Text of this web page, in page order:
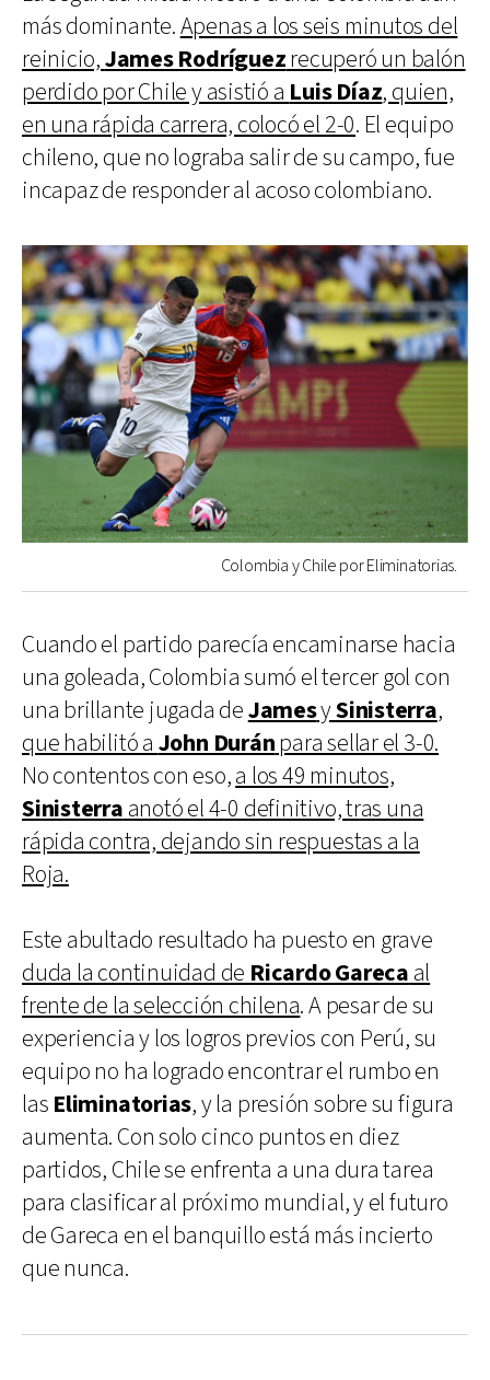
más dominante.Apenas a los seis minutos del
reinicio,James Rodríguezrecuperó un balón
perdido por Chile y asistió a Luis Díaz, quien,
en una rápida carrera, colocó el 2-0. El equipo
chileno, que no lograba salir de su campo, fue
incapaz de responder al acoso colombiano.
Colombia y Chile por Eliminatorias.
Cuando el partido parecía encaminarse hacia
una goleada, Colombia sumó el tercer gol con
una brillante jugada deJamesySinisterra,
que habilitó a John Duránpara sellar el 3-0.
No contentos con eso,a los 49 minutos,
Sinisterra anotó el 4-0 definitivo, tras una
rápida contra, dejando sin respuestas a la
Roja.
Este abultado resultado ha puesto en grave
duda la continuidad de Ricardo Gareca al
frente de la selección chilena. A pesar de su
experiencia y los logros previos con Perú, su
equipo no ha logrado encontrar el rumbo en
las Eliminatorias, y la presión sobre su figura
aumenta. Con solo cinco puntos en diez
partidos, Chile se enfrenta a una dura tarea
para clasificar al próximo mundial, y el futuro
de Gareca en el banquillo está más incierto
que nunca.